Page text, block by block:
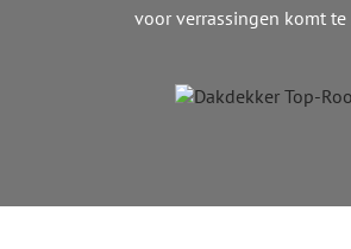
voor verrassingen komt te